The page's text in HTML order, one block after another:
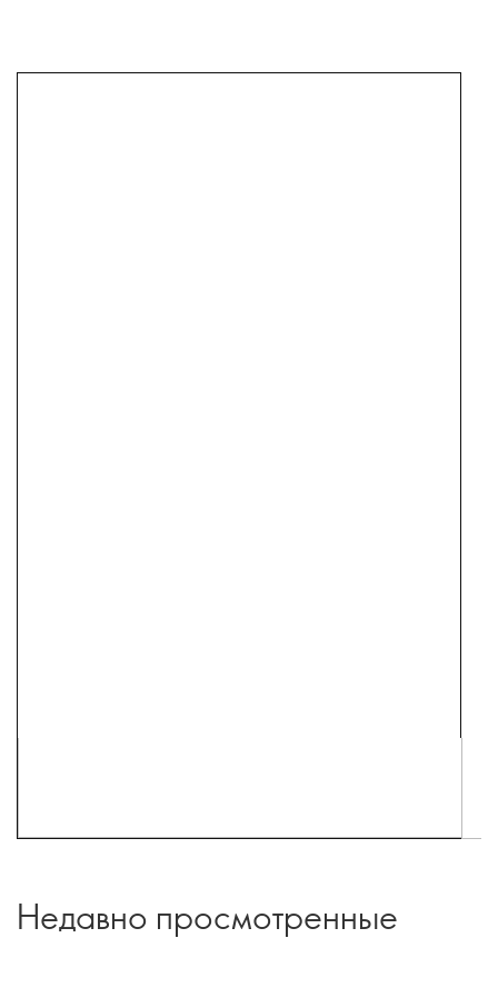
Недавно просмотренные